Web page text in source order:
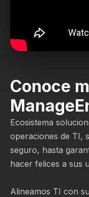
Conoce
Ecosistema
operaciones de TI,
seguro, hasta
hacer felices a sus
Alineamos TI con